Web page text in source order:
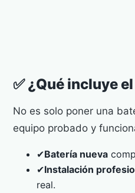
✅ ¿Qué incluye
No es solo poner una
equipo probado y
✔Batería nueva
✔Instalación
real.